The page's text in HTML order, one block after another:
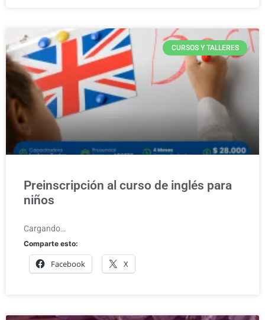
CURSOS Y TALLERES
Preinscripción al curso de inglés para
niños
Cargando…
Comparte esto:
Facebook X